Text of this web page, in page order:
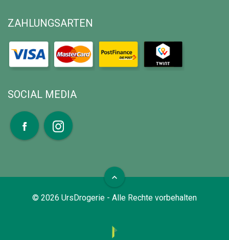
ZAHLUNGSARTEN
SOCIAL MEDIA
© 2026 UrsDrogerie - Alle Rechte vorbehalten
expand_less